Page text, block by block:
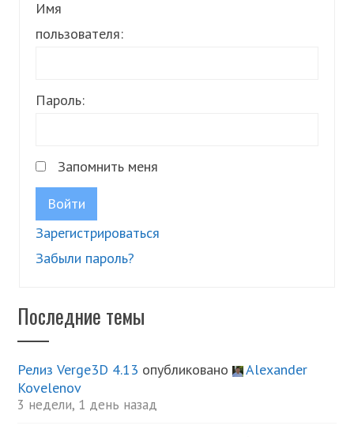
Имя
пользователя:
Пароль:
Запомнить меня
Войти
Зарегистрироваться
Забыли пароль?
Последние темы
Релиз Verge3D 4.13 опубликовано
Alexander
Kovelenov
3 недели, 1 день назад